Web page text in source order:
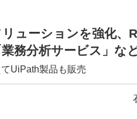
ューションを強化、
務分析サービス」な
UiPath製品も販売